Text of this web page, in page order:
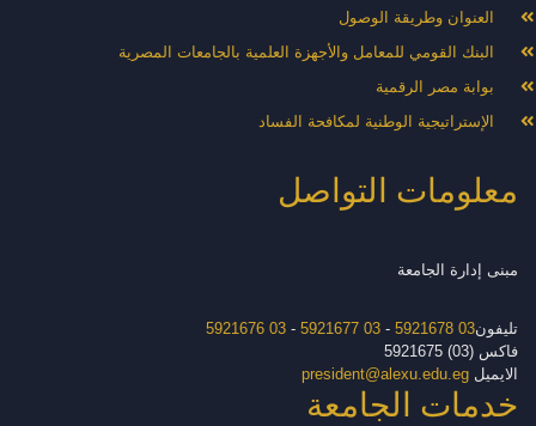
العنوان وطريقة الوصول
البنك القومي للمعامل والأجهزة العلمية بالجامعات المصرية
بوابة مصر الرقمية
الإستراتيجية الوطنية لمكافحة الفساد
معلومات التواصل
مبنى إدارة الجامعة
تليفون03 5921678
-
03 5921677
-
03 5921676
فاكس (03) 5921675
الايميلpresident@alexu.edu.eg
خدمات الجامعة